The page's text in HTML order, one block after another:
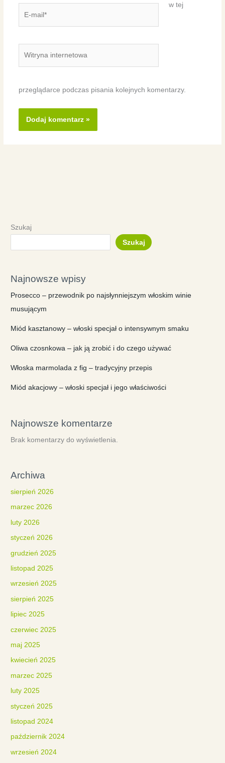
internetowa
w tej
przeglądarce podczas pisania kolejnych komentarzy.
Szukaj
Szukaj
Najnowsze wpisy
Prosecco – przewodnik po najsłynniejszym włoskim winie
musującym
Miód kasztanowy – włoski specjał o intensywnym smaku
Oliwa czosnkowa – jak ją zrobić i do czego używać
Włoska marmolada z fig – tradycyjny przepis
Miód akacjowy – włoski specjał i jego właściwości
Najnowsze komentarze
Brak komentarzy do wyświetlenia.
Archiwa
sierpień 2026
marzec 2026
luty 2026
styczeń 2026
grudzień 2025
listopad 2025
wrzesień 2025
sierpień 2025
lipiec 2025
czerwiec 2025
maj 2025
kwiecień 2025
marzec 2025
luty 2025
styczeń 2025
listopad 2024
październik 2024
wrzesień 2024